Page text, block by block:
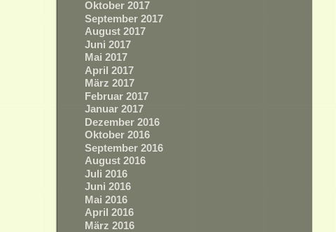
Oktober 2017
September 2017
August 2017
Juni 2017
Mai 2017
April 2017
März 2017
Februar 2017
Januar 2017
Dezember 2016
Oktober 2016
September 2016
August 2016
Juli 2016
Juni 2016
Mai 2016
April 2016
März 2016